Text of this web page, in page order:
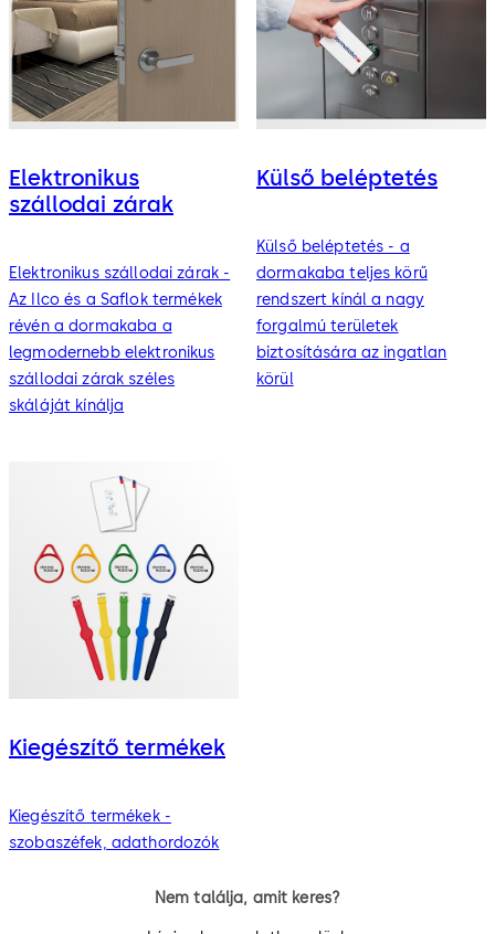
Elektronikus
szállodai zárak
Elektronikus szállodai zárak -
Az Ilco és a Saflok termékek
révén a dormakaba a
legmodernebb elektronikus
szállodai zárak széles
skáláját kínálja
Külső beléptetés
Külső beléptetés - a
dormakaba teljes körű
rendszert kínál a nagy
forgalmú területek
biztosítására az ingatlan
körül
Kiegészítő termékek
Kiegészítő termékek -
szobaszéfek, adathordozók
Nem találja, amit keres?